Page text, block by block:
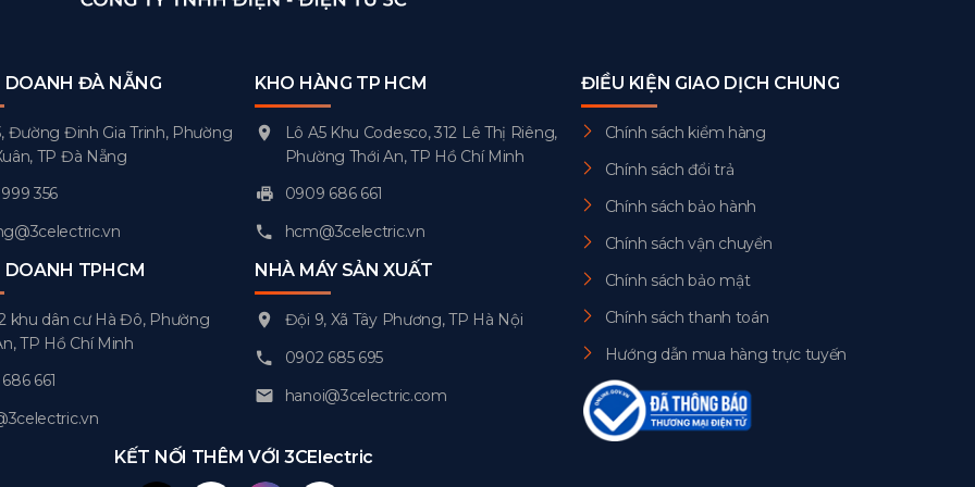
DOANH ĐÀ NẴNG
Đường Đinh Gia Trinh, Phường
TP Đà Nẵng
356
DOANH TPHCM
khu dân cư Hà Đô, Phường
TP Hồ Chí Minh
661
KHO HÀNG TP HCM
Lô A5 Khu Codesco, 312 Lê Thị Riêng,
Phường Thới An, TP Hồ Chí Minh
0909 686 661
hcm@3celectric.vn
NHÀ MÁY SẢN XUẤT
Đội 9, Xã Tây Phương, TP Hà Nội
0902 685 695
hanoi@3celectric.com
ĐIỀU KIỆN GIAO DỊCH CHUNG
Chính sách kiểm hàng
Chính sách đổi trả
Chính sách bảo hành
Chính sách vận chuyển
Chính sách bảo mật
Chính sách thanh toán
Hướng dẫn mua hàng trực tuyến
KẾT NỐI THÊM VỚI 3CElectric